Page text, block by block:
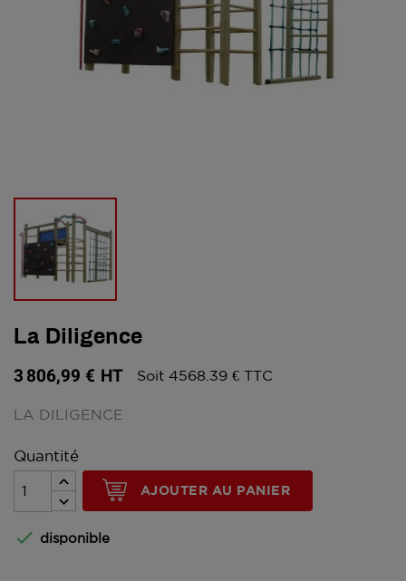
La Diligence
3 806,99 € HT Soit 4568.39 € TTC
LA DILIGENCE
Quantité
AJOUTER AU PANIER
 disponible